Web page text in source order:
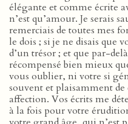
élégante et comme écrite
n’est qu’amour. Je serais
remerciais de toutes mes
le dois ; si je ne disais que
d’un trésor ; et que par-
récompensé bien mieux
vous oublier, ni votre si
souvent et plaisamment de
affection. Vos écrits me
à la fois pour votre